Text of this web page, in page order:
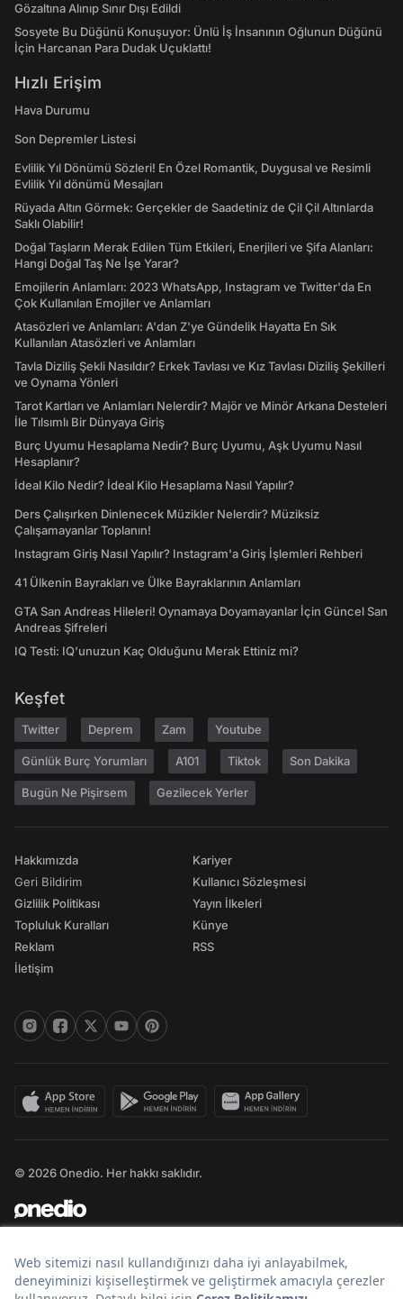
Gözaltına Alınıp Sınır Dışı Edildi
Sosyete Bu Düğünü Konuşuyor: Ünlü İş İnsanının Oğlunun Düğünü
İçin Harcanan Para Dudak Uçuklattı!
Hızlı Erişim
Hava Durumu
Son Depremler Listesi
Evlilik Yıl Dönümü Sözleri! En Özel Romantik, Duygusal ve Resimli
Evlilik Yıl dönümü Mesajları
Rüyada Altın Görmek: Gerçekler de Saadetiniz de Çil Çil Altınlarda
Saklı Olabilir!
Doğal Taşların Merak Edilen Tüm Etkileri, Enerjileri ve Şifa Alanları:
Hangi Doğal Taş Ne İşe Yarar?
Emojilerin Anlamları: 2023 WhatsApp, Instagram ve Twitter'da En
Çok Kullanılan Emojiler ve Anlamları
Atasözleri ve Anlamları: A'dan Z'ye Gündelik Hayatta En Sık
Kullanılan Atasözleri ve Anlamları
Tavla Diziliş Şekli Nasıldır? Erkek Tavlası ve Kız Tavlası Diziliş Şekilleri
ve Oynama Yönleri
Tarot Kartları ve Anlamları Nelerdir? Majör ve Minör Arkana Desteleri
İle Tılsımlı Bir Dünyaya Giriş
Burç Uyumu Hesaplama Nedir? Burç Uyumu, Aşk Uyumu Nasıl
Hesaplanır?
İdeal Kilo Nedir? İdeal Kilo Hesaplama Nasıl Yapılır?
Ders Çalışırken Dinlenecek Müzikler Nelerdir? Müziksiz
Çalışamayanlar Toplanın!
Instagram Giriş Nasıl Yapılır? Instagram'a Giriş İşlemleri Rehberi
41 Ülkenin Bayrakları ve Ülke Bayraklarının Anlamları
GTA San Andreas Hileleri! Oynamaya Doyamayanlar İçin Güncel San
Andreas Şifreleri
IQ Testi: IQ'unuzun Kaç Olduğunu Merak Ettiniz mi?
Keşfet
Twitter Deprem Zam Youtube
Günlük Burç Yorumları A101 Tiktok Son Dakika
Bugün Ne Pişirsem Gezilecek Yerler
Hakkımızda
Geri Bildirim
Gizlilik Politikası
Topluluk Kuralları
Reklam
İletişim
Kariyer
Kullanıcı Sözleşmesi
Yayın İlkeleri
Künye
RSS
© 2026 Onedio. Her hakkı saklıdır.
Bir markasıdır.